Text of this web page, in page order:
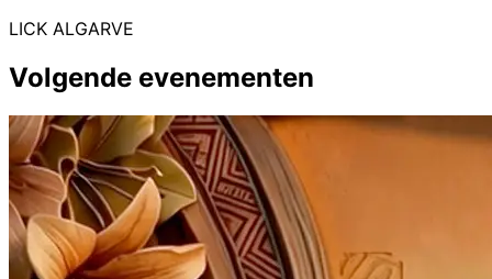
LICK ALGARVE
Volgende evenementen